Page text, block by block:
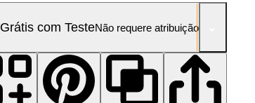
Grátis com TesteNão requere atribuição!